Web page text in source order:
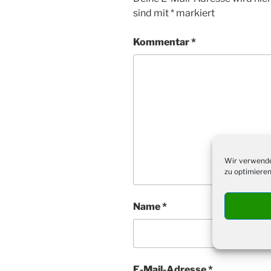
Wir
zu
sind mit* markiert
Kommentar*
Name*